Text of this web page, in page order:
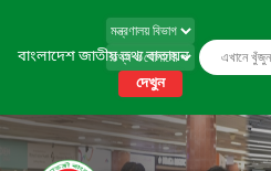
বাংলাদেশ জাতীয় তথ্য বাতায়ন
দেখুন